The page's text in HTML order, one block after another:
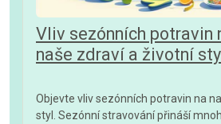
Vliv sezónních potravin
naše zdraví a životní
Objevte vliv sezónních potravin na
styl. Sezónní stravování přináší